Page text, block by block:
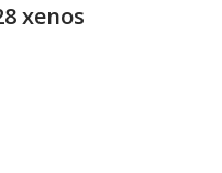
xenos